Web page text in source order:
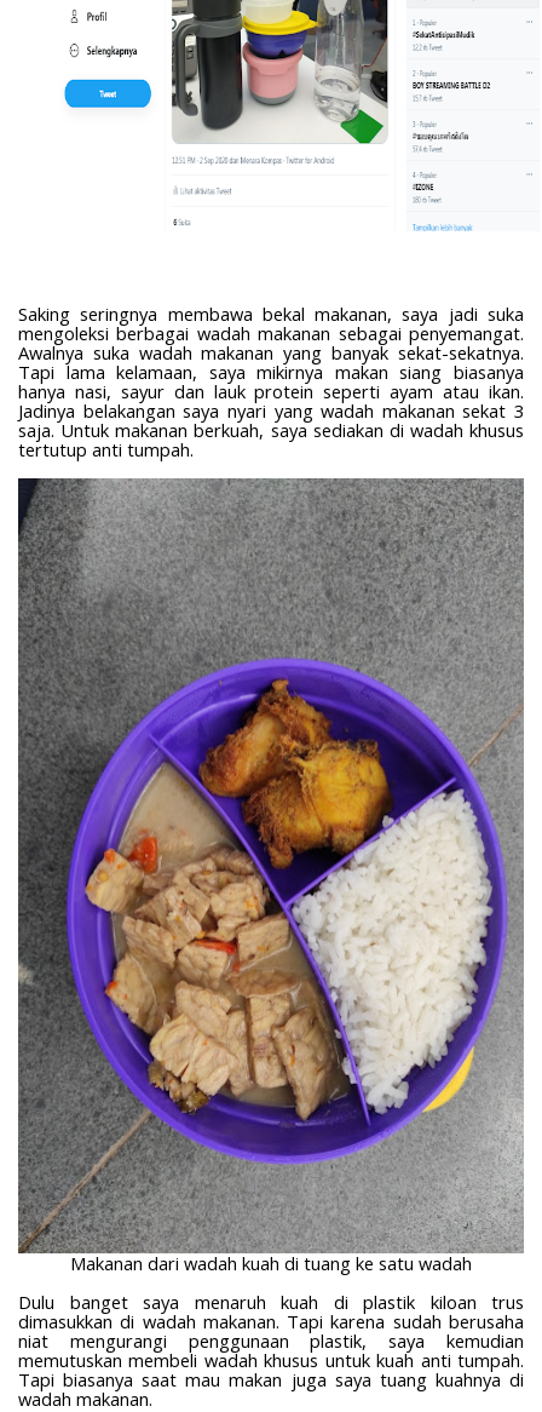
Saking seringnya membawa bekal makanan, saya jadi suka
mengoleksi berbagai wadah makanan sebagai penyemangat.
Awalnya suka wadah makanan yang banyak sekat-sekatnya.
Tapi lama kelamaan, saya mikirnya makan siang biasanya
hanya nasi, sayur dan lauk protein seperti ayam atau ikan.
Jadinya belakangan saya nyari yang wadah makanan sekat 3
saja. Untuk makanan berkuah, saya sediakan di wadah khusus
tertutup anti tumpah.
Makanan dari wadah kuah di tuang ke satu wadah
Dulu banget saya menaruh kuah di plastik kiloan trus
dimasukkan di wadah makanan. Tapi karena sudah berusaha
niat mengurangi penggunaan plastik, saya kemudian
memutuskan membeli wadah khusus untuk kuah anti tumpah.
Tapi biasanya saat mau makan juga saya tuang kuahnya di
wadah makanan.